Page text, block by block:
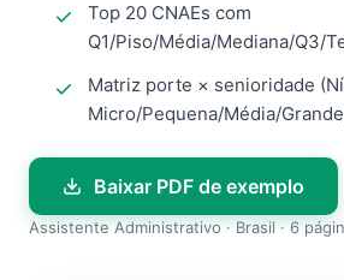
Top 20 CNAEs com
Q1/Piso/Média/Mediana/Q3/
Matriz porte × senioridade
Micro/Pequena/Média/
Baixar PDF de exemplo
Assistente Administrativo · Brasil · 6